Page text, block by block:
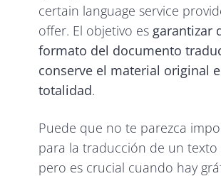
certain language service
offer. El objetivo es garantizar
formato del documento
conserve el material original
totalidad.
Puede que no te parezca
para la traducción de un texto
pero es crucial cuando hay